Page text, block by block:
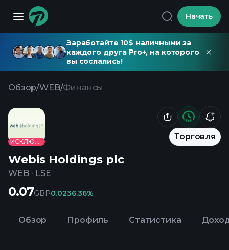
Начать
Заработайте 10$ наличными за
каждого друга Pro+, на которого
вы сослались!
Обзор/WEB/Финансы
ИСКЛЮЧЕНО
Торговля
Webis Holdings plc
WEB · LSE
0.07GBP0.0236.36%
Обзор Профиль Статистика